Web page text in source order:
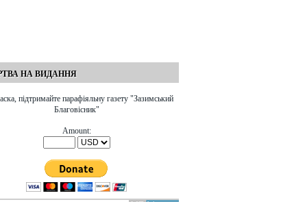
НА ВИДАННЯ
підтримайте парафіяльну газету "Зазимський
Благовісник"
Amount: